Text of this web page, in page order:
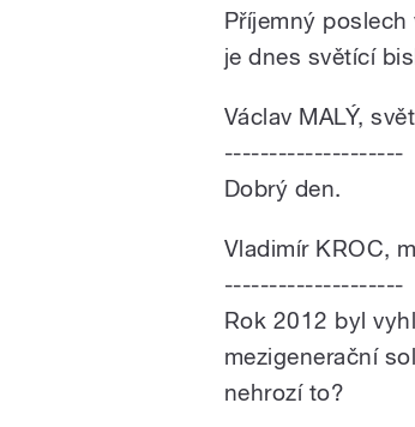
Příjemný
je dnes světící
Václav MALÝ,
--------------------
Dobrý den.
Vladimír KROC,
--------------------
Rok 2012 byl
mezigenerační
nehrozí to?